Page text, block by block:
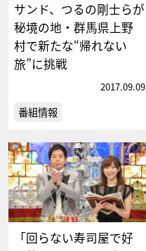
サンド、つるの剛士らが
秘境の地・群馬県上野
村で新たな“帰れない
旅”に挑戦
2017.09.09
番組情報
「回らない寿司屋で好